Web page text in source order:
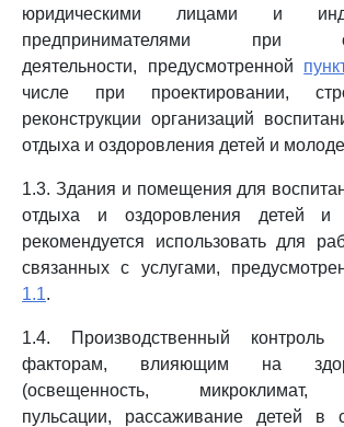
юридическими лицами и
предпринимателями при
деятельности, предусмотренной
числе при проектировании,
реконструкции организаций
отдыха и оздоровления детей и
1.3. Здания и помещения для
отдыха и оздоровления детей
рекомендуется использовать для
связанных с услугами,
1.1.
1.4. Производственный
факторам, влияющим на
(освещенность, микроклимат,
пульсации, рассаживание детей в